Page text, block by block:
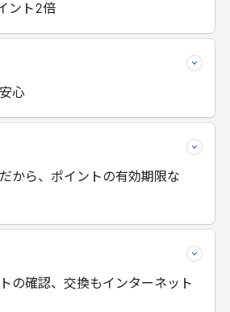
ント 2倍
心
から、ポイントの有効期限な
の確認、交換もインターネット